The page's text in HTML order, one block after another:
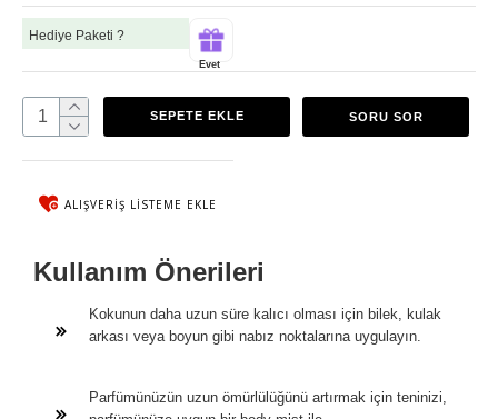
Hediye Paketi ?
Evet
SEPETE EKLE SORU SOR
ALIŞVERIŞ LISTEME EKLE
Kullanım Önerileri
Kokunun daha uzun süre kalıcı olması için bilek, kulak
arkası veya boyun gibi nabız noktalarına uygulayın.
Parfümünüzün uzun ömürlülüğünü artırmak için teninizi,